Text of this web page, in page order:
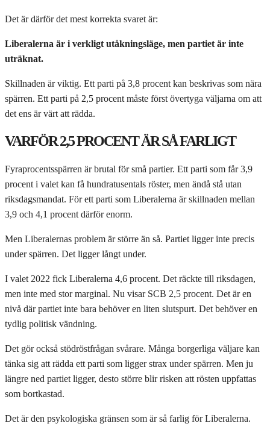
Det är därför det mest korrekta svaret är:
Liberalerna är i verkligt utåkningsläge, men partiet är inte
uträknat.
Skillnaden är viktig. Ett parti på 3,8 procent kan beskrivas som nära
spärren. Ett parti på 2,5 procent måste först övertyga väljarna om att
det ens är värt att rädda.
VARFÖR 2,5 PROCENT ÄR SÅ FARLIGT
Fyraprocentsspärren är brutal för små partier. Ett parti som får 3,9
procent i valet kan få hundratusentals röster, men ändå stå utan
riksdagsmandat. För ett parti som Liberalerna är skillnaden mellan
3,9 och 4,1 procent därför enorm.
Men Liberalernas problem är större än så. Partiet ligger inte precis
under spärren. Det ligger långt under.
I valet 2022 fick Liberalerna 4,6 procent. Det räckte till riksdagen,
men inte med stor marginal. Nu visar SCB 2,5 procent. Det är en
nivå där partiet inte bara behöver en liten slutspurt. Det behöver en
tydlig politisk vändning.
Det gör också stödröstfrågan svårare. Många borgerliga väljare kan
tänka sig att rädda ett parti som ligger strax under spärren. Men ju
längre ned partiet ligger, desto större blir risken att rösten uppfattas
som bortkastad.
Det är den psykologiska gränsen som är så farlig för Liberalerna.